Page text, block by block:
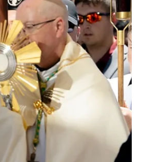
lectura
coman”: Celebración jubilar por los 50
arzobispo Samuel Aquila
celebrar 50 años de sacerdocio que con
Emérito Samuel Aquila, una fiesta
comida? (Diseño de la Arquidiócesis de
la Pascua es un tiempo de celebración, ¡y
celebración emocionante, histórica y
Marquen sus calendarios para el 5 de
de Denver se reunirá para celebrar el
del arz